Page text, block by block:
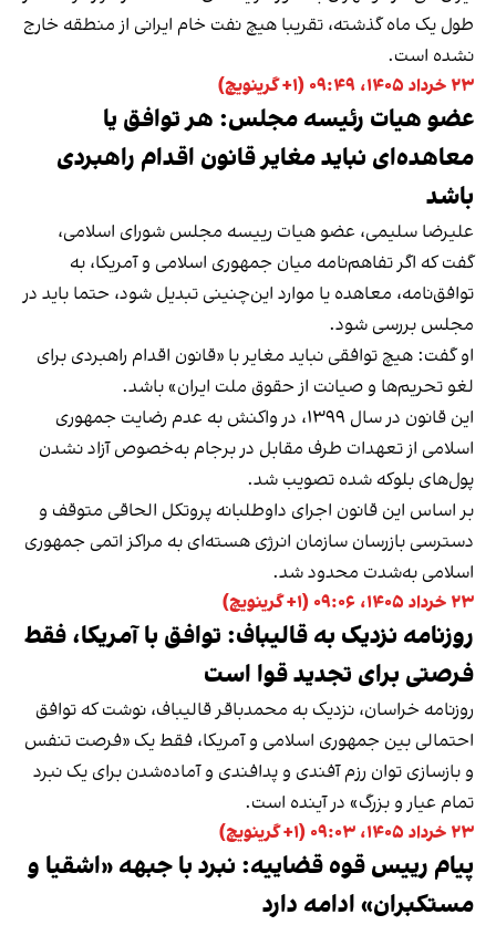
طول یک ماه گذشته، تقریبا هیچ نفت خام ایرانی از منطقه خارج
نشده است.
۲۳ خرداد ۱۴۰۵، ۰۹:۴۹ (‎+۱ گرینویچ)
عضو هیات رئیسه مجلس: هر توافق یا
معاهده‌ای نباید مغایر قانون اقدام راهبردی
باشد
علیرضا سلیمی، عضو هیات رییسه مجلس شورای اسلامی،
گفت که اگر تفاهم‌نامه میان جمهوری اسلامی و آمریکا، به
توافق‌نامه، معاهده یا موارد این‌چنینی تبدیل شود، حتما باید در
مجلس بررسی شود.
او گفت: هیچ توافقی نباید مغایر با «قانون اقدام راهبردی برای
لغو تحریم‌ها و صیانت از حقوق ملت ایران» باشد.
این قانون در سال ۱۳۹۹، در واکنش به عدم رضایت جمهوری
اسلامی از تعهدات طرف مقابل در برجام به‌خصوص آزاد نشدن
پول‌های بلوکه شده تصویب شد.
بر اساس این قانون اجرای داوطلبانه پروتکل الحاقی متوقف و
دسترسی بازرسان سازمان انرژی هسته‌ای به مراکز اتمی جمهوری
اسلامی به‌شدت محدود شد.
۲۳ خرداد ۱۴۰۵، ۰۹:۰۶ (‎+۱ گرینویچ)
روزنامه نزدیک به قالیباف: توافق با آمریکا، فقط
فرصتی برای تجدید قوا است
روزنامه خراسان، نزدیک به محمدباقر قالیباف، نوشت که توافق
احتمالی بین جمهوری اسلامی و آمریکا، فقط یک «فرصت تنفس
و بازسازی توان رزم آفندی و پدافندی و آماده‌شدن برای یک نبرد
تمام عیار و بزرگ» در آینده است.
۲۳ خرداد ۱۴۰۵، ۰۹:۰۳ (‎+۱ گرینویچ)
پیام رییس قوه قضاییه: نبرد با جبهه «اشقیا و
مستکبران» ادامه دارد